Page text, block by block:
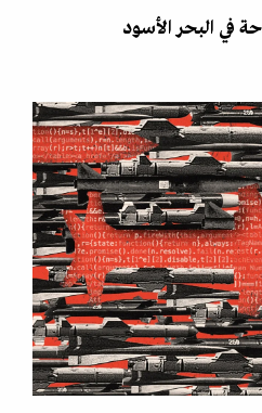
في البحر الأسود